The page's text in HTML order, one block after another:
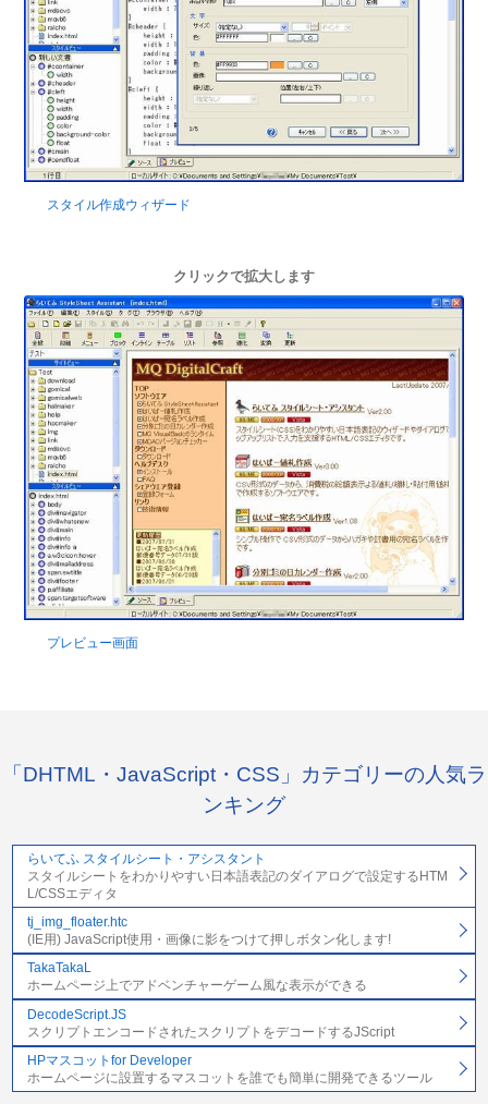
スタイル作成ウィザード
クリックで拡大します
プレビュー画面
「DHTML・JavaScript・CSS」カテゴリーの人気ラ
ンキング
らいてふ スタイルシート・アシスタント
スタイルシートをわかりやすい日本語表記のダイアログで設定するHTM
L/CSSエディタ
tj_img_floater.htc
(IE用) JavaScript使用・画像に影をつけて押しボタン化します!
TakaTakaL
ホームページ上でアドベンチャーゲーム風な表示ができる
DecodeScript.JS
スクリプトエンコードされたスクリプトをデコードするJScript
HPマスコットfor Developer
ホームページに設置するマスコットを誰でも簡単に開発できるツール